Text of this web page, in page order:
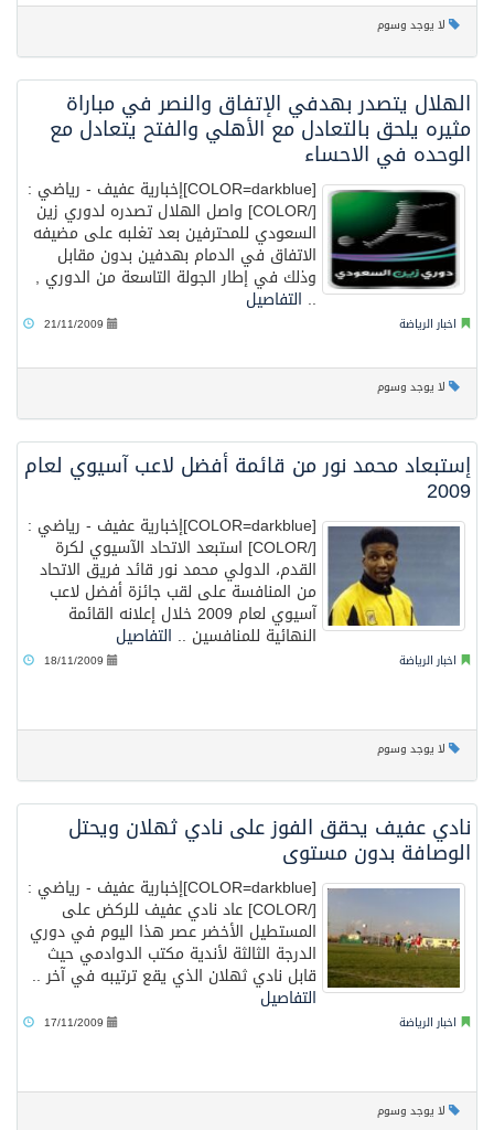
لا يوجد وسوم
الهلال يتصدر بهدفي الإتفاق والنصر في مباراة
مثيره يلحق بالتعادل مع الأهلي والفتح يتعادل مع
الوحده في الاحساء
[COLOR=darkblue]إخبارية عفيف - رياضي :
[/COLOR] واصل الهلال تصدره لدوري زين
السعودي للمحترفين بعد تغلبه على مضيفه
الاتفاق في الدمام بهدفين بدون مقابل
وذلك في إطار الجولة التاسعة من الدوري ,
.. التفاصيل
اخبار الرياضة 21/11/2009
لا يوجد وسوم
إستبعاد محمد نور من قائمة أفضل لاعب آسيوي لعام
2009
[COLOR=darkblue]إخبارية عفيف - رياضي :
[/COLOR] استبعد الاتحاد الآسيوي لكرة
القدم، الدولي محمد نور قائد فريق الاتحاد
من المنافسة على لقب جائزة أفضل لاعب
آسيوي لعام 2009 خلال إعلانه القائمة
النهائية للمنافسين .. التفاصيل
اخبار الرياضة 18/11/2009
لا يوجد وسوم
نادي عفيف يحقق الفوز على نادي ثهلان ويحتل
الوصافة بدون مستوى
[COLOR=darkblue]إخبارية عفيف - رياضي :
[/COLOR] عاد نادي عفيف للركض على
المستطيل الأخضر عصر هذا اليوم في دوري
الدرجة الثالثة لأندية مكتب الدوادمي حيث
قابل نادي ثهلان الذي يقع ترتيبه في آخر ..
التفاصيل
اخبار الرياضة 17/11/2009
لا يوجد وسوم